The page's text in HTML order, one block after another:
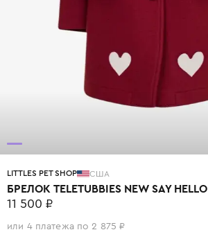
LITTLES PET SHOP США
БРЕЛОК TELETUBBIES NEW SAY HELLO
11 500 ₽
или 4 платежа по 2 875 ₽